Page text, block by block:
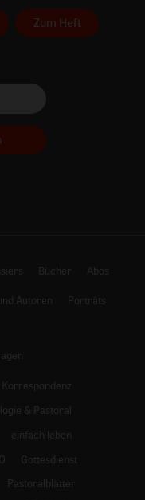
Zum Heft
Bücher Abos
Autoren
Porträts
& Pastoral
einfach leben
Gottesdienst
Pastoralblätter